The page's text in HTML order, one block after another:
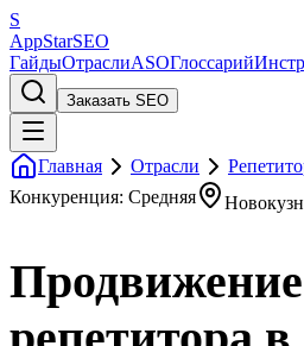
S
AppStarSEO
ГайдыОтраслиASOГлоссарий
Заказать SEO
Главная Отрасли
Конкуренция: Средняя